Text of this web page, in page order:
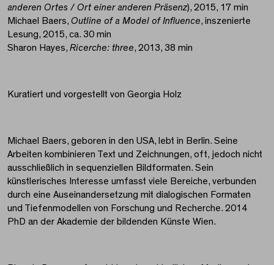
anderen Ortes / Ort einer anderen Präsenz), 2015, 17 min
Michael Baers, Outline of a Model of Influence, inszenierte
Lesung, 2015, ca. 30 min
Sharon Hayes, Ricerche: three, 2013, 38 min
Kuratiert und vorgestellt von Georgia Holz
Michael Baers, geboren in den USA, lebt in Berlin. Seine
Arbeiten kombinieren Text und Zeichnungen, oft, jedoch nicht
ausschließlich in sequenziellen Bildformaten. Sein
künstlerisches Interesse umfasst viele Bereiche, verbunden
durch eine Auseinandersetzung mit dialogischen Formaten
und Tiefenmodellen von Forschung und Recherche. 2014
PhD an der Akademie der bildenden Künste Wien.